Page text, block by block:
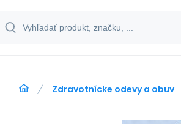
Zdravotnícke odevy a obuv